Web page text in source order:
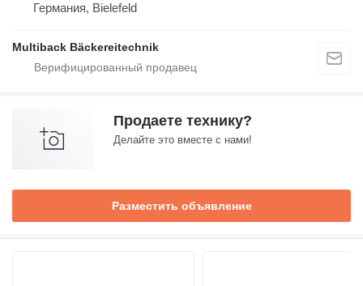
Германия, Bielefeld
Multiback Bäckereitechnik
Продаете технику?
Делайте это вместе с нами!
Разместить объявление